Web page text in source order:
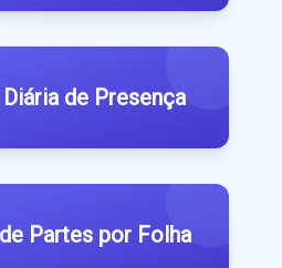
de Presença
Partes por Folha